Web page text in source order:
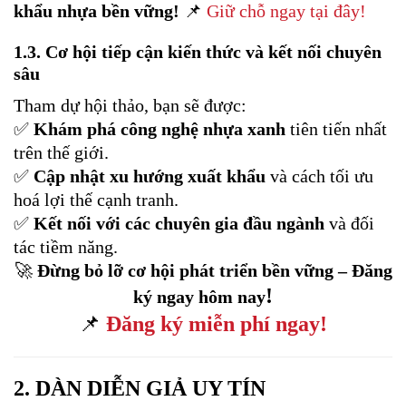
khẩu nhựa bền vững! 📌 Giữ chỗ ngay tại đây!
1.3. Cơ hội tiếp cận kiến thức và kết nối chuyên
sâu
Tham dự hội thảo, bạn sẽ được:
✅ Khám phá công nghệ nhựa xanh tiên tiến nhất
trên thế giới.
✅ Cập nhật xu hướng xuất khẩu và cách tối ưu
hoá lợi thế cạnh tranh.
✅ Kết nối với các chuyên gia đầu ngành và đối
tác tiềm năng.
🚀 Đừng bỏ lỡ cơ hội phát triển bền vững – Đăng
ký ngay hôm nay!
📌 Đăng ký miễn phí ngay!
2. DÀN DIỄN GIẢ UY TÍN